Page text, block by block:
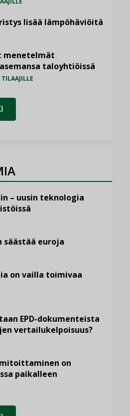
lisää lämpöhäviöitä
menetelmät
taloyhtiöissä
TILAAJILLE
– uusin teknologia
säästää euroja
on vailla toimivaa
EPD-dokumenteista
vertailukelpoisuus?
on
paikalleen